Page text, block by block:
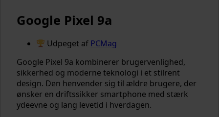
Google Pixel 9a
Udpeget af PCMag
Google Pixel 9a kombinerer brugervenlighed,
sikkerhed og moderne teknologi i et stilrent
design. Den henvender sig til ældre brugere, der
ønsker en driftssikker smartphone med stærk
ydeevne og lang levetid i hverdagen.